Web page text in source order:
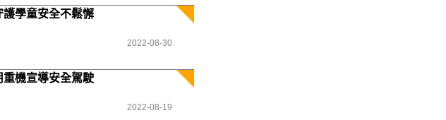
護學童安全不鬆懈
2022-08-30
機宣導安全駕駛
2022-08-19